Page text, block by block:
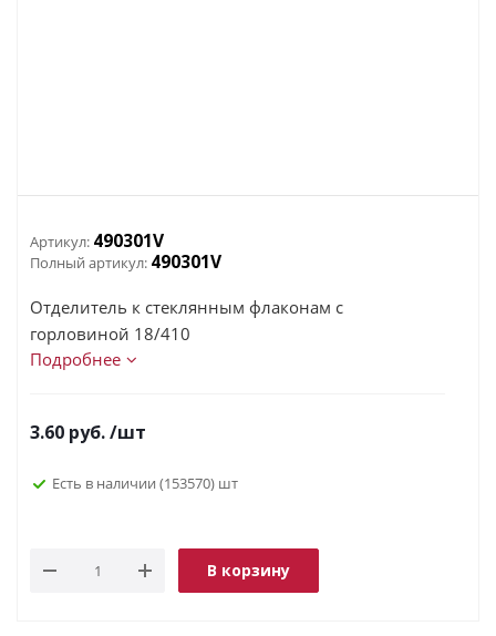
Артикул: 490301V
Полный артикул: 490301V
Отделитель к стеклянным флаконам с
горловиной 18/410
Подробнее
3.60 руб./шт
Есть в наличии (153570)
В корзину